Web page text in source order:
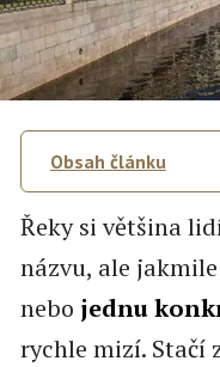
Obsah článku
Řeky si většina
názvu, ale
nebo jednu
rychle mizí. Stačí